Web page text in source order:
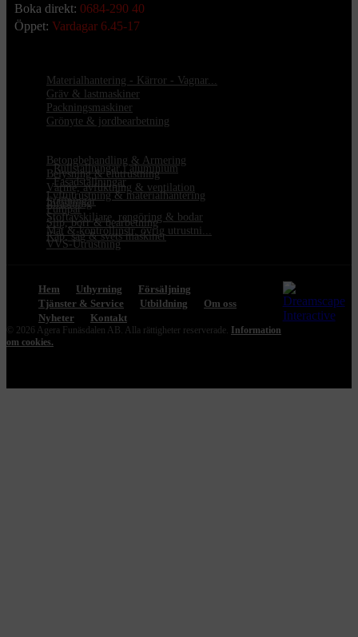
Boka direkt: 0684-290 40
Öppet: Vardagar 6.45-17
Materialhantering - Kärror - Vagnar...
Gräv & lastmaskiner
Packningsmaskiner
Grönyte & jordbearbetning
Betongbehandling & Armering
Belysning & elutrustning
Värme, avfuktning & ventilation
Ställningar
•Rullställningar i aluminium
•Fasadställningar
Lyftutrustning & materialhantering
Pumpar
Slip, borr & bearbetning
Kap, såg & svets maskiner
Infästning
Stoftavskiljare, rengöring & bodar
Mät & kontrollinstr. övrig utrustni...
VVS-Utrustning
Hem Uthyrning
Försäljning
Tjänster & Service
Utbildning
Om oss
Nyheter
Kontakt
© 2026 Agera Funäsdalen AB. Alla rättigheter reserverade. Information
om cookies.